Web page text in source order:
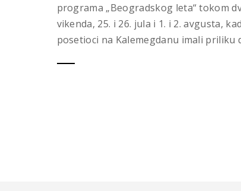
programa „Beogradskog leta“ tokom
vikenda, 25. i 26. jula i 1. i 2. avgusta,
posetioci na Kalemegdanu imali priliku